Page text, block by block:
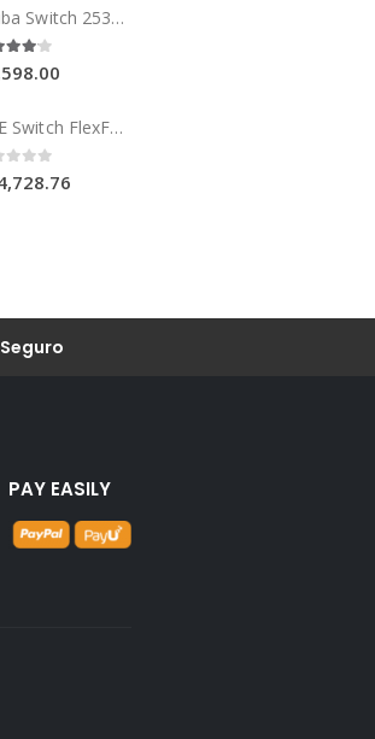
Aruba Switch 2530 48G PoE+
out of 5
HPE Switch FlexFabric 5940-48SFP+/ 6QSFP28
of 5
PAY EASILY